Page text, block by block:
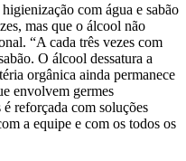
com água e sabão
mas que o álcool não
“A cada três vezes com
O álcool dessatura a
orgânica ainda permanece
envolvem germes
reforçada com soluções
a equipe e com os todos os